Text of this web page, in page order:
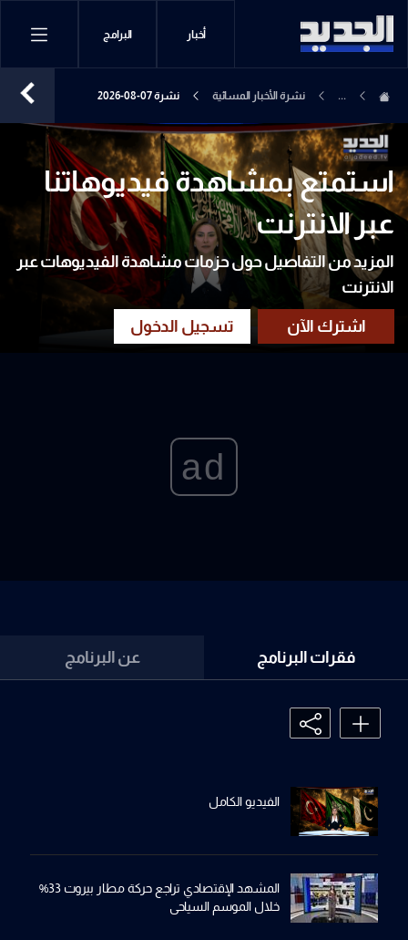
أخبار البرامج
... نشرة الأخبار المسائية نشرة 07-08-2026
استمتع بمشاهدة فيديوهاتنا
عبر الانترنت
المزيد من التفاصيل حول حزمات مشاهدة الفيديوهات عبر
الانترنت
ad
فقرات البرنامج عن البرنامج
الفيديو الكامل
المشهد الإقتصادي تراجع حركة مطار بيروت 33%
خلال الموسم السياحي